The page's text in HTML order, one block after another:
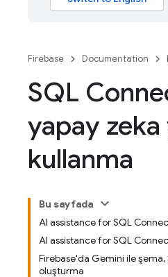
Firebase Documentation
SQL
yapay zeka
kullanma
Bu sayfada
AI assistance for SQL
AI assistance for SQL
Firebase'da Gemini ile
oluşturma